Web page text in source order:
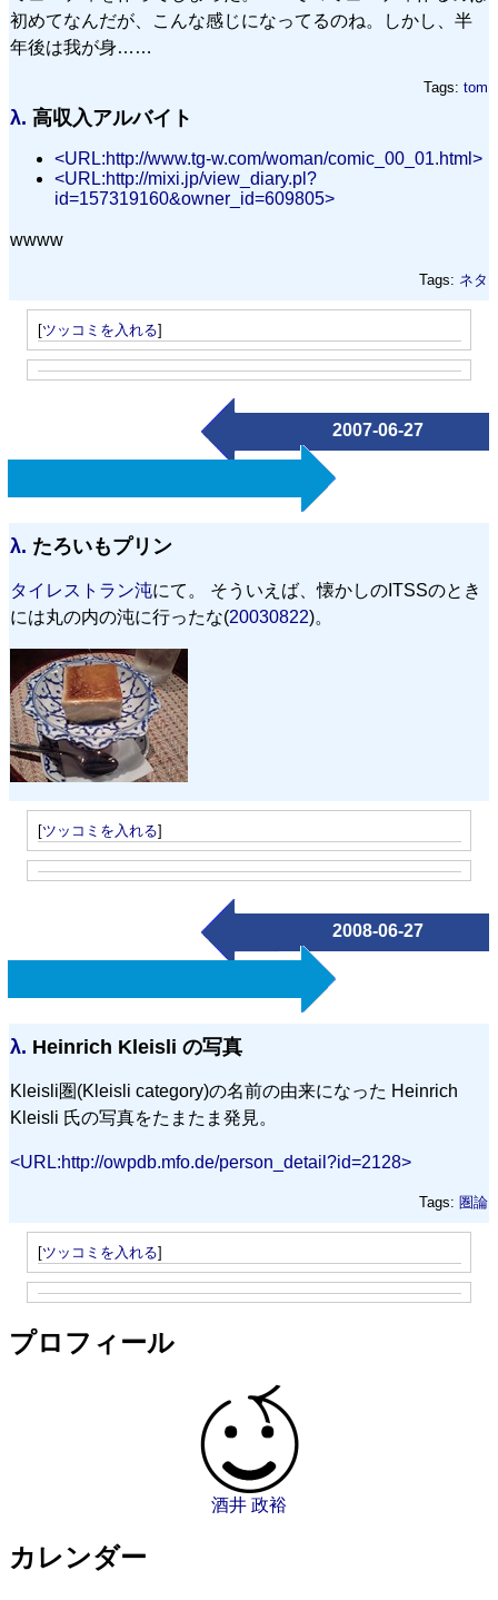
初めてなんだが、こんな感じになってるのね。しかし、半
年後は我が身……
Tags: tom
λ. 高収入アルバイト
<URL:http://www.tg-w.com/woman/comic_00_01.html>
<URL:http://mixi.jp/view_diary.pl?
id=157319160&owner_id=609805>
wwww
Tags: ネタ
[ツッコミを入れる]
2007-06-27
λ. たろいもプリン
タイレストラン沌にて。 そういえば、懐かしのITSSのとき
には丸の内の沌に行ったな(20030822)。
[ツッコミを入れる]
2008-06-27
λ. Heinrich Kleisli の写真
Kleisli圏(Kleisli category)の名前の由来になった Heinrich
Kleisli 氏の写真をたまたま発見。
<URL:http://owpdb.mfo.de/person_detail?id=2128>
Tags: 圏論
[ツッコミを入れる]
プロフィール
酒井 政裕
カレンダー